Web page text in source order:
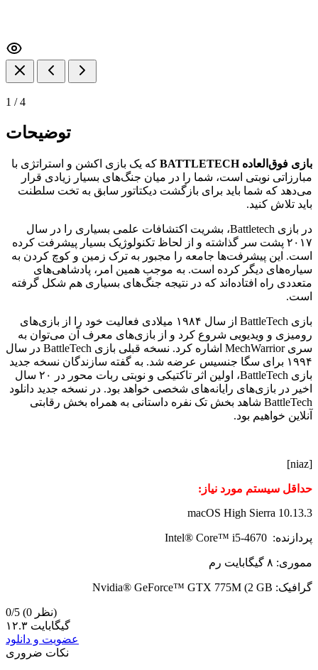
1 /4
توضیحات
بازی فوق‌العاده BATTLETECH
که یک بازی اکشن و استراتژی با
مبارزاتی نوبتی است، شما را در میان جنگ‌های بسیار زیادی قرار
می‌دهد که شما باید برای بازگشت دیکتاتور سابق به تخت سلطنت
باید تلاش کنید.
در بازی Battletech، بشریت اکتشافات علمی بسیاری را در سال
۲۰۱۷ پشت سر گذاشته و از لحاظ تکنولوژیک بسیار پیشرفت کرده
است. این پیشرفت‌ها جامعه را مجبور به ترک زمین و کوچ کردن به
سیاره‌های دیگر کرده است. به موجب همین امر، پادشاهی‌های
متعددی راه افتاده‌اند که در نتیجه جنگ‌های بسیاری هم شکل گرفته
است.
بازی BattleTech از سال ۱۹۸۴ میلادی فعالیت خود را از بازی‌های
رومیزی و ویدیویی شروع کرد و از بازی‌های معرف آن می‌توان به
سری MechWarrior اشاره کرد. نسخه قبلی بازی BattleTech در سال
۱۹۹۴ برای سگا جنسیس عرضه شد. به گفته سازندگان نسخه جدید
بازی BattleTech، اولین اثر تاکتیکی و نوبتی ربات محور در ۲۰ سال
اخیر در بازی‌های رایانه‌های شخصی خواهد بود. در نسخه جدید دانلود
BattleTech شاهد بخش تک نفره داستانی به همراه بخش رقابتی
آنلاین خواهیم بود.
[niaz]
حداقل سیستم مورد نیاز:
macOS High Sierra 10.13.3
پردازنده: Intel® Core™ i5-4670
مموری: ۸ گیگابایت رم
گرافیک: Nvidia® GeForce™ GTX 775M (2 GB
0/5
(0 نظر)
۱۲.۳ گیگابایت
عضویت و دانلود
نکات ضروری